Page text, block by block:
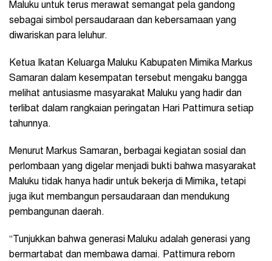
Maluku untuk terus merawat semangat pela gandong
sebagai simbol persaudaraan dan kebersamaan yang
diwariskan para leluhur.
Ketua Ikatan Keluarga Maluku Kabupaten Mimika Markus
Samaran dalam kesempatan tersebut mengaku bangga
melihat antusiasme masyarakat Maluku yang hadir dan
terlibat dalam rangkaian peringatan Hari Pattimura setiap
tahunnya.
Menurut Markus Samaran, berbagai kegiatan sosial dan
perlombaan yang digelar menjadi bukti bahwa masyarakat
Maluku tidak hanya hadir untuk bekerja di Mimika, tetapi
juga ikut membangun persaudaraan dan mendukung
pembangunan daerah.
“Tunjukkan bahwa generasi Maluku adalah generasi yang
bermartabat dan membawa damai. Pattimura reborn